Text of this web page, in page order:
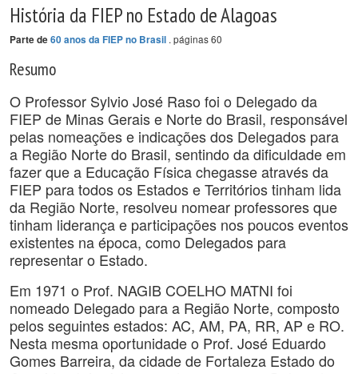
História da FIEP no Estado de Alagoas
Parte de60 anos da FIEP no Brasil . páginas 60
Resumo
O Professor Sylvio José Raso foi o Delegado da
FIEP de Minas Gerais e Norte do Brasil, responsável
pelas nomeações e indicações dos Delegados para
a Região Norte do Brasil, sentindo da dificuldade em
fazer que a Educação Física chegasse através da
FIEP para todos os Estados e Territórios tinham lida
da Região Norte, resolveu nomear professores que
tinham liderança e participações nos poucos eventos
existentes na época, como Delegados para
representar o Estado.
Em 1971 o Prof. NAGIB COELHO MATNI foi
nomeado Delegado para a Região Norte, composto
pelos seguintes estados: AC, AM, PA, RR, AP e RO.
Nesta mesma oportunidade o Prof. José Eduardo
Gomes Barreira, da cidade de Fortaleza Estado do